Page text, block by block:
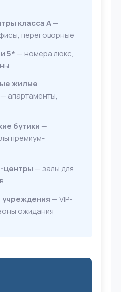
класса А—
переговорные
5* — номера люкс,
жилые
— апартаменты,
бутики —
премиум-
центры — залы для
учреждения — VIP-
ожидания